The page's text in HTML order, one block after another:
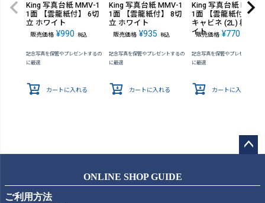
King 写真台紙 MMV-1
1面 【雲龍紙付】 6切
立 ホワイト
販売価格 ¥990 税込
記念写真を保管やプレゼントするの
に最適
カートに入れる
King 写真台紙 MMV-1
1面 【雲龍紙付】 8切
立 ホワイト
販売価格 ¥935 税込
記念写真を保管やプレゼントするの
に最適
カートに入れる
King 写真台紙 MMV-1
1面 【雲龍紙付】 大
キャビネ (2L) 横 ホワ
イト
販売価格 ¥770
記念写真を保管やプレゼントする
に最適
カートに入れる
ップ
ONLINE SHOP GUIDE
ご利用方法